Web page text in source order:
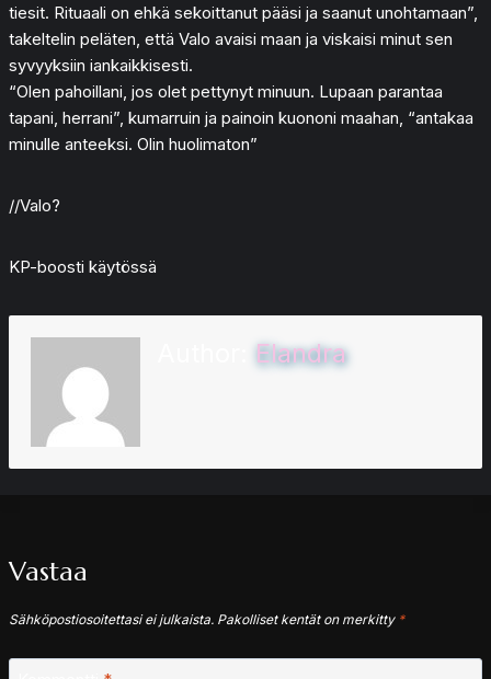
tiesit. Rituaali on ehkä sekoittanut pääsi ja saanut unohtamaan”,
takeltelin peläten, että Valo avaisi maan ja viskaisi minut sen
syvyyksiin iankaikkisesti.
“Olen pahoillani, jos olet pettynyt minuun. Lupaan parantaa
tapani, herrani”, kumarruin ja painoin kuononi maahan, “antakaa
minulle anteeksi. Olin huolimaton”
//Valo?
KP-boosti käytössä
Elandra
Vastaa
Sähköpostiosoitettasi ei julkaista. Pakolliset kentät on merkitty *